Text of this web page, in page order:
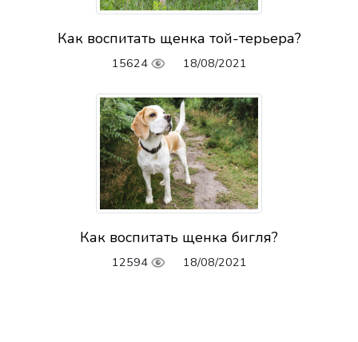
Как воспитать щенка той-терьера?
15624 18/08/2021
Как воспитать щенка бигля?
12594 18/08/2021